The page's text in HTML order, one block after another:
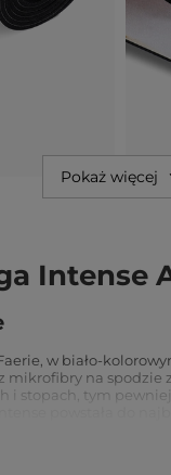
Pokaż więcej
Intense
w biało-
mikrofibry na
i stopach, tym
matach kończy się